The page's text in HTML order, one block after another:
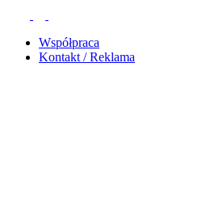
Współpraca
Kontakt / Reklama